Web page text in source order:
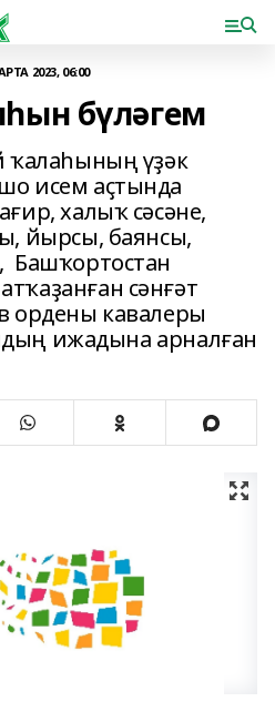
2023, 06:00
бүләгем
ҡалаһының үҙәк
исем аҫтында
халыҡ сәсәне,
йырсы, баянсы,
Башҡортостан
сәнғәт
ордены кавалеры
ижадына арналған